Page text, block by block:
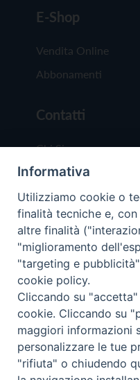
E-Shop
Vendita Online
Abbonamenti
Contatti
Chi Siamo
Redazione
Scrivici
Copyright ©
Trentina Editrice
Privacy Policy
Informativa
Utilizziamo cookie o
finalità tecniche e,
altre finalità
"miglioramento
"targeting e
cookie policy.
Cliccando su
cookie. Cliccando su
maggiori informazioni
personalizzare le tue
"rifiuta" o chiudendo